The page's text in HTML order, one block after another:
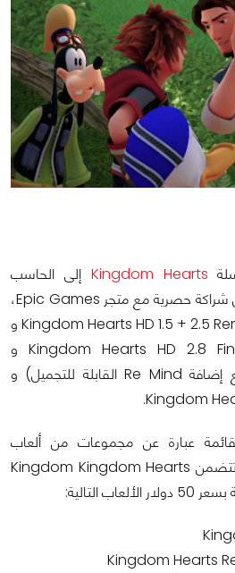
Kingdom Hearts إلى الحاسب
الشخصي لأول مرة من خلال شراكة حصرية مع متجر Epic Games،
وتشمل المجموعة ألعاب Kingdom Hearts HD 1.5 + 2.5 Remix و
Kingdom Hearts HD 2.8 Final Chapter Prologue و
Kingdom Hearts 3 (مع إضافة Re Mind القابلة للتجميل) و
Kingdom
عبارة عن مجموعات من ألعاب
Kingdom Hearts، حيث تتضمن Kingdom Kingdom Hearts
Kingdom Hearts